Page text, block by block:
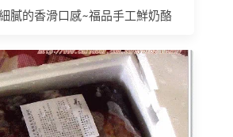
膩的香滑口感~福品手工鮮奶酪